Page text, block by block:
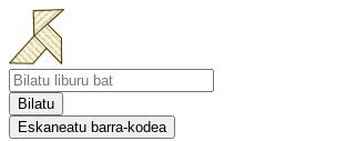
Bilatu
Eskaneatu barra-kodea